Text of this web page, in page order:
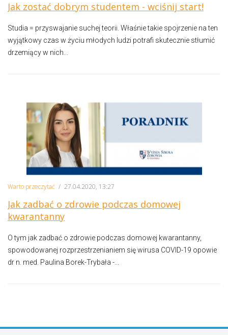
Jak zostać dobrym studentem - wciśnij start!
Studia = przyswajanie suchej teorii. Właśnie takie spojrzenie na ten
wyjątkowy czas w życiu młodych ludzi potrafi skutecznie stłumić
drzemiący w nich...
Warto przeczytać / 27.04.2020, 13:27
Jak zadbać o zdrowie podczas domowej
kwarantanny
O tym jak zadbać o zdrowie podczas domowej kwarantanny,
spowodowanej rozprzestrzenianiem się wirusa COVID-19 opowie
dr n. med. Paulina Borek-Trybała -...